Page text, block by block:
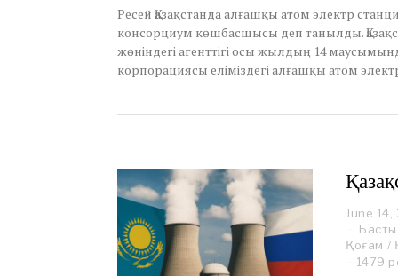
,
0
2
5
Ресей Қазақстанда алғашқы атом электр
консорциум көшбасшысы деп танылды.
жөніндегі агенттігі осы жылдың 14
корпорациясы еліміздегі алғашқы атом
June
Басты
Қоғам /
1479